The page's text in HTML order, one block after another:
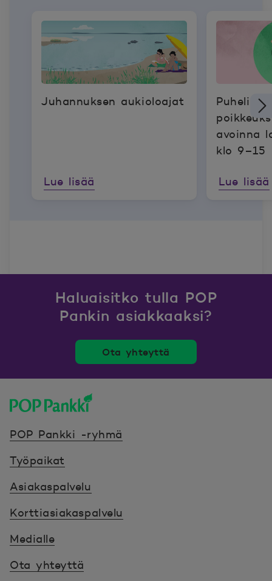
Juhannuksen aukioloajat
Lue lisää
avoinna
klo 9–15
Lue lisää
Haluaisitko tulla POP
Pankin asiakkaaksi?
Ota yhteyttä
POP Pankki -ryhmä
Työpaikat
Asiakaspalvelu
Korttiasiakaspalvelu
Medialle
Ota yhteyttä